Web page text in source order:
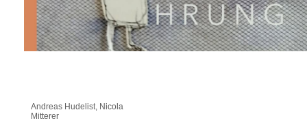
Andreas Hudelist, Nicola
Mitterer